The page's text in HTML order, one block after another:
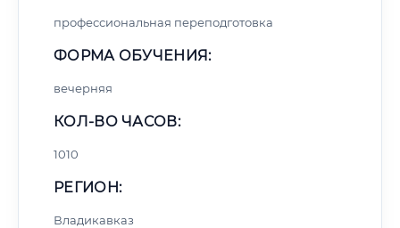
профессиональная переподготовка
ФОРМА ОБУЧЕНИЯ:
вечерняя
КОЛ-ВО ЧАСОВ:
1010
РЕГИОН:
Владикавказ